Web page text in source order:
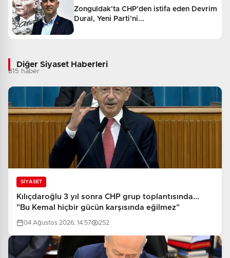
Zonguldak'ta CHP’den istifa eden Devrim
Dural, Yeni Parti’ni...
Diğer Siyaset Haberleri
815 haber
SİYASET
Kılıçdaroğlu 3 yıl sonra CHP grup toplantısında...
"Bu Kemal hiçbir gücün karşısında eğilmez"
04 Ağustos 2026, 14:57 252